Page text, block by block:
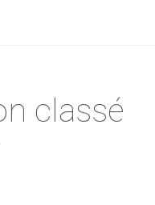
classé